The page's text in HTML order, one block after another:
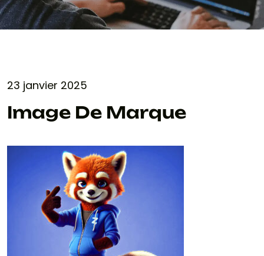
23 janvier 2025
Image De Marque